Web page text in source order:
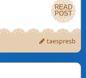
READ
POST
READ
POST
taespresb